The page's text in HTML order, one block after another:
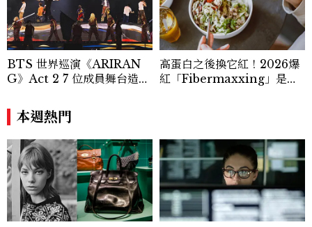
rriott等頂級飯店集團。 策劃並執行超過7
0篇深度專題「MC開房間」、260 篇以上
「玩咖懶人包」盤點類文章，致力用專業視
角提供讀者最新話題、兼具風格與實用的高
品質生活旅遊靈感內容。 Contact：ben
ny_yang@mctw.com.tw
BTS 世界巡演《ARIRAN
G》Act 2 7 位成員舞台造型
高蛋白之後換它紅！2026爆
紅「Fibermaxxing」是什
本週熱門